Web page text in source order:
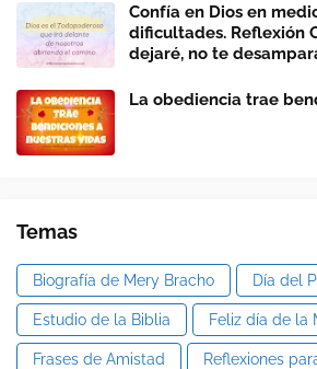
Confía en Dios en
dificultades. Reflexión
dejaré, no te
La obediencia trae
Temas
Biografía de Mery Bracho Día del
Estudio de la Biblia Feliz día de la
Frases de Amistad Reflexiones